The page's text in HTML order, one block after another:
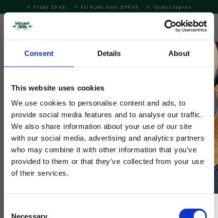
Consent Details About
This website uses cookies
We use cookies to personalise content and ads, to
provide social media features and to analyse our traffic.
We also share information about your use of our site
with our social media, advertising and analytics partners
who may combine it with other information that you’ve
provided to them or that they’ve collected from your use
of their services.
Necessary
Meny
Frakt 39 KR Fri frakt över 399 KR Gratis teprov
Delikatesser Kakor & Konfektyr
Sockerbageriets Punschknappar
Klassiska punschknappar från sockerbageriet i härlig retro
förpackning.